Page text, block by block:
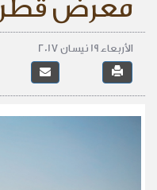
معرض قطر
الأربعاء 19 نيسان 2017